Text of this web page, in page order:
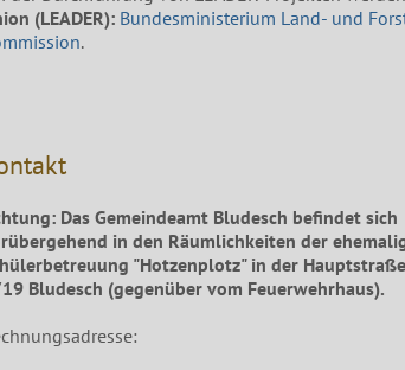
(LEADER): Bundesministerium Land- und
.
Das Gemeindeamt Bludesch befindet sich
in den Räumlichkeiten der
"Hotzenplotz" in der
Bludesch (gegenüber vom Feuerwehrhaus).